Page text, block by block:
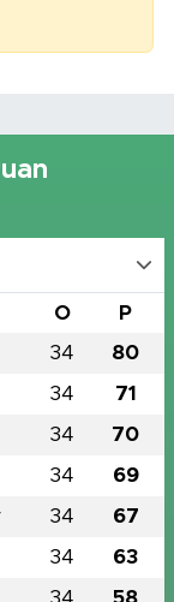
O P
34 80
34 71
34 70
34 69
34 67
34 63